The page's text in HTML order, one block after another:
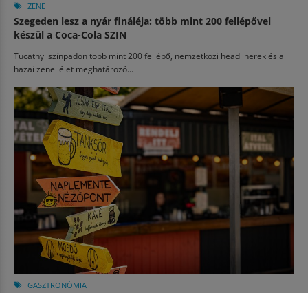
ZENE
Szegeden lesz a nyár fináléja: több mint 200 fellépővel
készül a Coca-Cola SZIN
Tucatnyi színpadon több mint 200 fellépő, nemzetközi headlinerek és a
hazai zenei élet meghatározó...
GASZTRONÓMIA